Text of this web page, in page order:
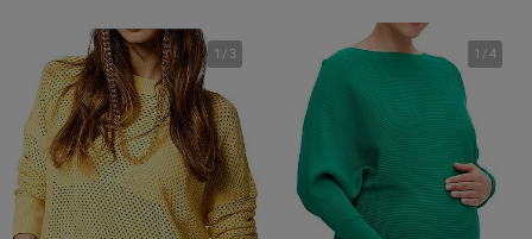
1 / 3 1 /4